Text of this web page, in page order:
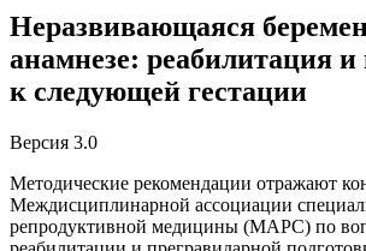
Неразвивающаяся
анамнезе: реабилитация и
к следующей гестации
Версия 3.0
Методические рекомендации отражают
Междисциплинарной ассоциации
репродуктивной медицины (МАРС) по